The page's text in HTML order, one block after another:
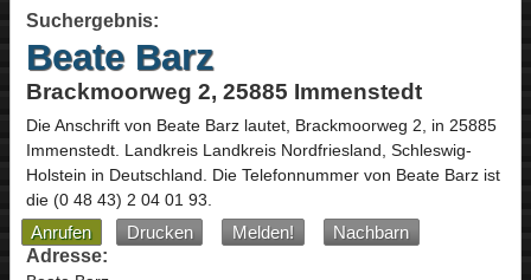
Suchergebnis:
Beate Barz
Brackmoorweg 2, 25885 Immenstedt
Die Anschrift von Beate Barzlautet, Brackmoorweg 2, in 25885
Immenstedt. Landkreis Landkreis Nordfriesland, Schleswig-
Holstein in Deutschland. Die Telefonnummer von Beate Barz ist
die (0 48 43) 2 04 01 93.
Anrufen Drucken Melden!
Nachbarn
Adresse: